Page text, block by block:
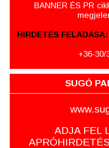
BANNER ÉS PR
HIRDETÉS FELADÁSA:
+36-30/
SUGÓ
ADJA FEL